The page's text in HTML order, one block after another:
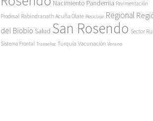
Nacimiento Pandemia Pavimentación
Prodesal Rabindranath Acuña Olate Reciclaje Regional
del Biobío Salud San Rosendo Sector
Sistema Frontal Transelec Turquía Vacunación Verano